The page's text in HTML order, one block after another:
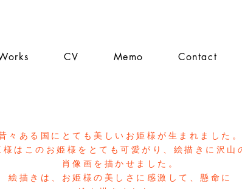
CV Memo Contact
々ある国にとても美しいお姫様が生まれました。
様はこのお姫様をとても可愛がり、絵描きに沢山
肖像画を描かせました。
絵描きは、お姫様の美しさに感激して、懸命に